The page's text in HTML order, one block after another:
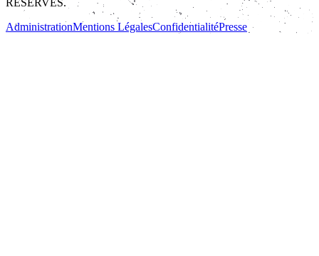
AdministrationMentions LégalesConfidentialitéPresse